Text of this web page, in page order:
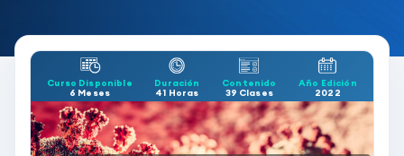
Curso Disponible
6 Meses
Duración
41 Horas
Contenido
39 Clases
Año Edición
2022